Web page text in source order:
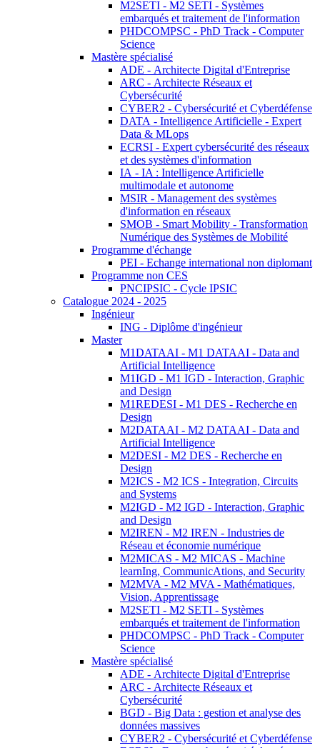
M2SETI - M2 SETI - Systèmes
embarqués et traitement de l'information
PHDCOMPSC - PhD Track - Computer
Science
Mastère spécialisé
ADE - Architecte Digital d'Entreprise
ARC - Architecte Réseaux et
Cybersécurité
CYBER2 - Cybersécurité et Cyberdéfense
DATA - Intelligence Artificielle - Expert
Data & MLops
ECRSI - Expert cybersécurité des réseaux
et des systèmes d'information
IA - IA : Intelligence Artificielle
multimodale et autonome
MSIR - Management des systèmes
d'information en réseaux
SMOB - Smart Mobility - Transformation
Numérique des Systèmes de Mobilité
Programme d'échange
PEI - Echange international non diplomant
Programme non CES
PNCIPSIC - Cycle IPSIC
Catalogue 2024 - 2025
Ingénieur
ING - Diplôme d'ingénieur
Master
M1DATAAI - M1 DATAAI - Data and
Artificial Intelligence
M1IGD - M1 IGD - Interaction, Graphic
and Design
M1REDESI - M1 DES - Recherche en
Design
M2DATAAI - M2 DATAAI - Data and
Artificial Intelligence
M2DESI - M2 DES - Recherche en
Design
M2ICS - M2 ICS - Integration, Circuits
and Systems
M2IGD - M2 IGD - Interaction, Graphic
and Design
M2IREN - M2 IREN - Industries de
Réseau et économie numérique
M2MICAS - M2 MICAS - Machine
learnIng, CommunicAtions, and Security
M2MVA - M2 MVA - Mathématiques,
Vision, Apprentissage
M2SETI - M2 SETI - Systèmes
embarqués et traitement de l'information
PHDCOMPSC - PhD Track - Computer
Science
Mastère spécialisé
ADE - Architecte Digital d'Entreprise
ARC - Architecte Réseaux et
Cybersécurité
BGD - Big Data : gestion et analyse des
données massives
CYBER2 - Cybersécurité et Cyberdéfense